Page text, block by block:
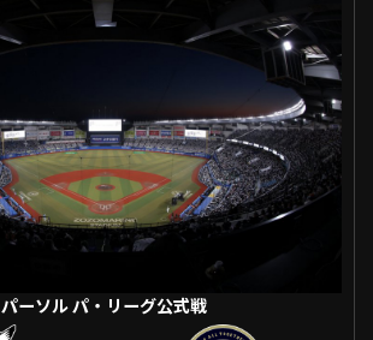
パーソル パ・リーグ公式戦